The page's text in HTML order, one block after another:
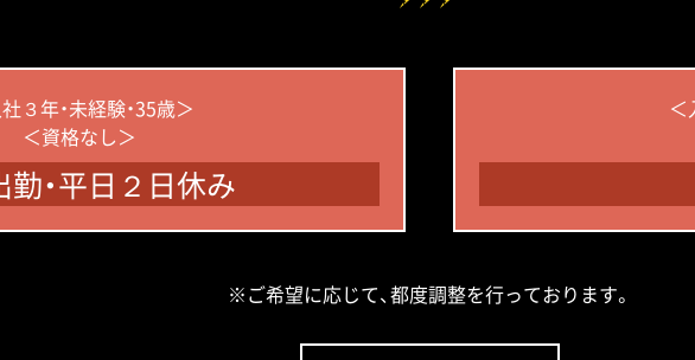
３年・未経験・35歳＞
＜資格なし＞
勤・平日２日休み
＜
※ご希望に応じて、都度調整を行っております。